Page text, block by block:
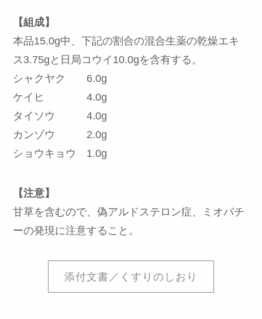
【組成】
本品15.0g中、下記の割合の混合生薬の乾燥エキ
ス3.75gと日局コウイ10.0gを含有する。
シャクヤク 6.0g
ケイヒ 4.0g
タイソウ 4.0g
カンゾウ 2.0g
ショウキョウ 1.0g
【注意】
甘草を含むので、偽アルドステロン症、ミオパチ
ーの発現に注意すること。
添付文書／くすりのしおり